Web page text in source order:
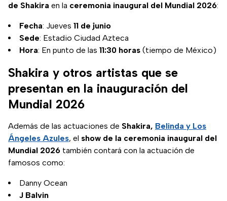
de Shakira en la ceremonia inaugural del Mundial 2026:
Fecha: Jueves 11 de junio
Sede: Estadio Ciudad Azteca
Hora: En punto de las 11:30 horas (tiempo de México)
Shakira y otros artistas que se
presentan en la inauguración del
Mundial 2026
Además de las actuaciones de Shakira, Belinda y Los
Ángeles Azules, el show de la ceremonia inaugural del
Mundial 2026 también contará con la actuación de
famosos como:
Danny Ocean
J Balvin